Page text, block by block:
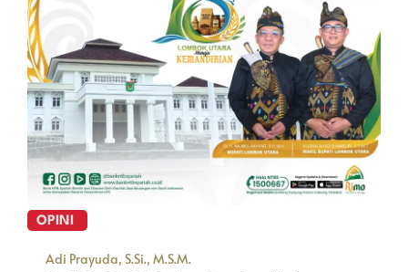
OPINI
Adi Prayuda, S.Si., M.S.M.